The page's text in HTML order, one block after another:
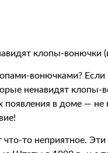
вонючками? Если
ненавидят
появления в доме —
то неприятное.